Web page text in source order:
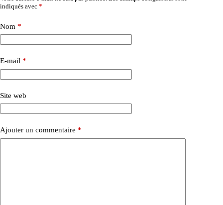
indiqués avec *
Nom *
E-mail *
Site web
Ajouter un commentaire *